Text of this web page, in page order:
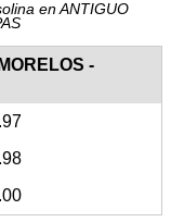
en ANTIGUO
-